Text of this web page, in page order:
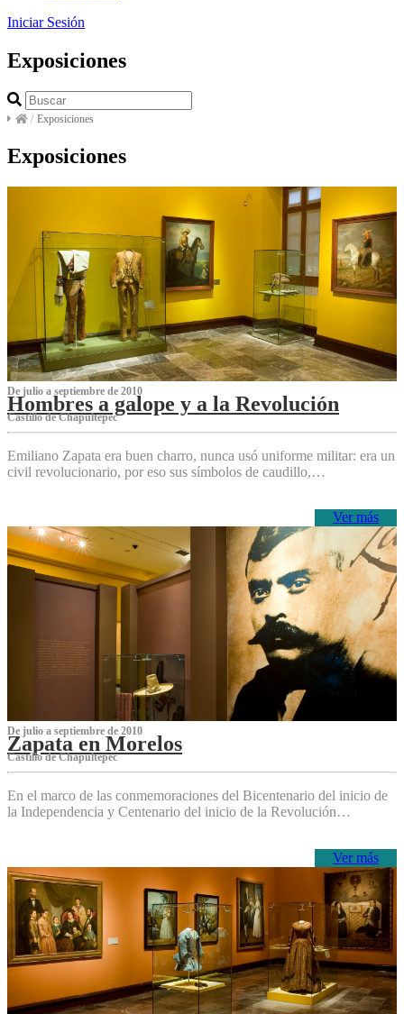
Iniciar Sesión
Exposiciones
/ Exposiciones
Exposiciones
De julio a septiembre de 2010
Hombres a galope y a la Revolución
Castillo de Chapultepec
Emiliano Zapata era buen charro, nunca usó uniforme militar: era un
civil revolucionario, por eso sus símbolos de caudillo,…
Ver más
De julio a septiembre de 2010
Zapata en Morelos
Castillo de Chapultepec
En el marco de las conmemoraciones del Bicentenario del inicio de
la Independencia y Centenario del inicio de la Revolución…
Ver más